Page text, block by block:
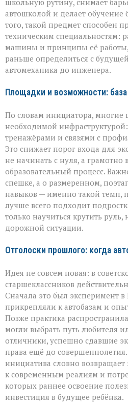
школьную рутину, снимает
автошколой и делает
того, такой предмет способен
техническим специальностям:
машины и принципы её
раньше определиться с
автомеханика до инженера.
Площадки и возможности:
По словам инициатора, многие
необходимой
тренажёрами и связями с
Это снижает порог входа для
не начинать с нуля, а грамотно
образовательный процесс.
спешке, а о размеренном,
навыков — именно такой темп,
лучше всего подходит
только научиться крутить
дорожной ситуации.
Отголоски прошлого: когда
Идея не совсем новая: в
старшеклассников
Сначала это был эксперимент
прикрепляли к автобазам и
Позже практика
могли выбрать путь любителя
отличники, успешно сдавшие
права ещё до
инициатива словно возвращает
к современным реалиям и
которых раннее освоение
инвестиция в будущее ребёнка.